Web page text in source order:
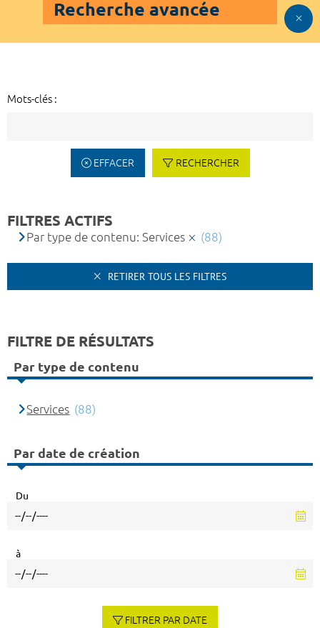
Recherche avancée
Mots-clés :
EFFACER RECHERCHER
FILTRES ACTIFS
Par type de contenu: Services (88)
RETIRER TOUS LES FILTRES
FILTRE DE RÉSULTATS
Par type de contenu
Services (88)
Par date de création
Du
à
FILTRER PAR DATE